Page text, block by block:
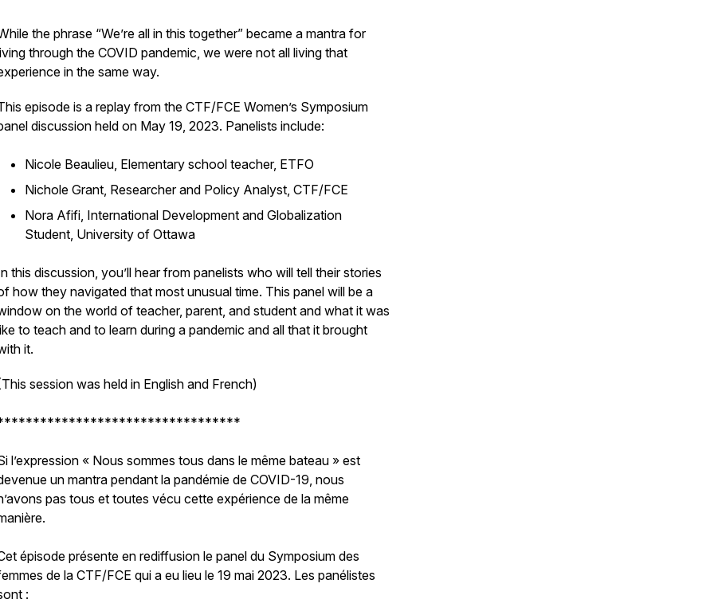
the phrase “We’re all in this together” became a mantra for
through the COVID pandemic, we were not all living that
in the same way.
episode is a replay from the CTF/FCE Women’s Symposium
discussion held on May 19, 2023. Panelists include:
Nicole Beaulieu, Elementary school teacher, ETFO
Nichole Grant, Researcher and Policy Analyst, CTF/FCE
Nora Afifi, International Development and Globalization
Student, University of Ottawa
this discussion, you’ll hear from panelists who will tell their stories
how they navigated that most unusual time. This panel will be a
on the world of teacher, parent, and student and what it was
to teach and to learn during a pandemic and all that it brought
it.
session was held in English and French)
l’expression « Nous sommes tous dans le même bateau » est
un mantra pendant la pandémie de COVID-19, nous
pas tous et toutes vécu cette expérience de la même
épisode présente en rediffusion le panel du Symposium des
de la CTF/FCE qui a eu lieu le 19 mai 2023. Les panélistes
: